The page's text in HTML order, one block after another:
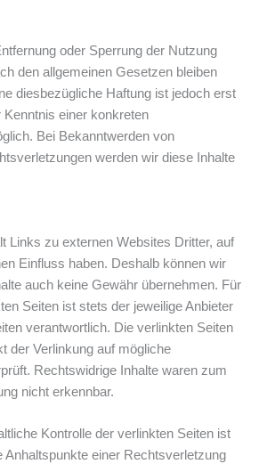
oder Sperrung der Nutzung
den allgemeinen Gesetzen bleiben
diesbezügliche Haftung ist jedoch erst
einer konkreten
Bei Bekanntwerden von
werden wir diese Inhalte
Links zu externen Websites Dritter, auf
Einfluss haben. Deshalb können wir
auch keine Gewähr übernehmen. Für
Seiten ist stets der jeweilige Anbieter
verantwortlich. Die verlinkten Seiten
der Verlinkung auf mögliche
Rechtswidrige Inhalte waren zum
nicht erkennbar.
Kontrolle der verlinkten Seiten ist
Anhaltspunkte einer Rechtsverletzung